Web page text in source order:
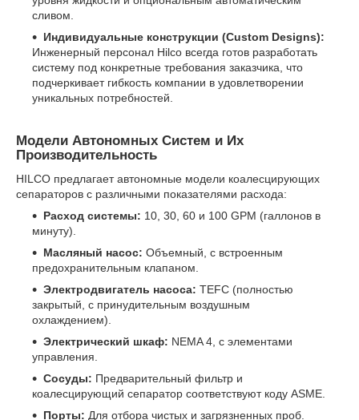
сливом.
Индивидуальные конструкции (Custom Designs):
Инженерный персонал Hilco всегда готов разработать
систему под конкретные требования заказчика, что
подчеркивает гибкость компании в удовлетворении
уникальных потребностей.
Модели Автономных Систем и Их
Производительность
HILCO предлагает автономные модели коалесцирующих
сепараторов с различными показателями расхода:
Расход системы: 10, 30, 60 и 100 GPM (галлонов в
минуту).
Масляный насос: Объемный, с встроенным
предохранительным клапаном.
Электродвигатель насоса: TEFC (полностью
закрытый, с принудительным воздушным
охлаждением).
Электрический шкаф: NEMA 4, с элементами
управления.
Сосуды: Предварительный фильтр и
коалесцирующий сепаратор соответствуют коду ASME.
Порты: Для отбора чистых и загрязненных проб.